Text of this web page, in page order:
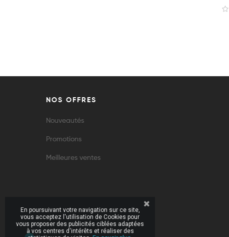
NOS OFFRES
Nouveautés
Promotions
Meilleures ventes
En poursuivant votre navigation sur ce site,
vous acceptez l'utilisation de Cookies pour
vous proposer des publicités ciblées adaptées
à vos centres d'intérêts et réaliser des